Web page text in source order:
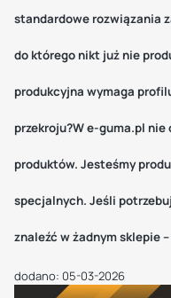
standardowe rozwiązania
do którego nikt już nie
produkcyjna wymaga
przekroju?W e-guma.pl
produktów. Jesteśmy
specjalnych. Jeśli
znaleźć w żadnym sklepie
dodano: 05-03-2026